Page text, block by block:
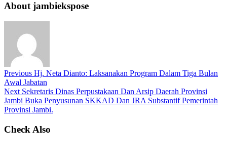
About jambiekspose
Previous Hj. Neta Dianto: Laksanakan Program Dalam Tiga Bulan
Awal Jabatan
Next Sekretaris Dinas Perpustakaan Dan Arsip Daerah Provinsi
Jambi Buka Penyusunan SKKAD Dan JRA Substantif Pemerintah
Provinsi Jambi.
Check Also